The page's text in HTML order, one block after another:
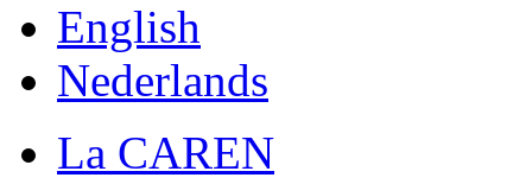
English
Nederlands
La CAREN